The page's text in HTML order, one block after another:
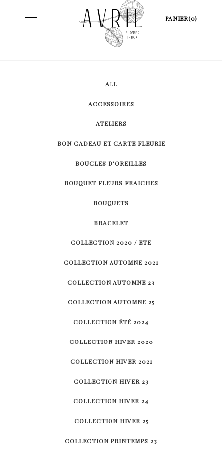
Toggle PANIER(0)
ALL
ACCESSOIRES
ATELIERS
BON CADEAU ET CARTE FLEURIE
BOUCLES D'OREILLES
BOUQUET FLEURS FRAICHES
BOUQUETS
BRACELET
COLLECTION 2020 / ETE
COLLECTION AUTOMNE 2021
COLLECTION AUTOMNE 23
COLLECTION AUTOMNE 25
COLLECTION ÉTÉ 2024
COLLECTION HIVER 2020
COLLECTION HIVER 2021
COLLECTION HIVER 23
COLLECTION HIVER 24
COLLECTION HIVER 25
COLLECTION PRINTEMPS 23